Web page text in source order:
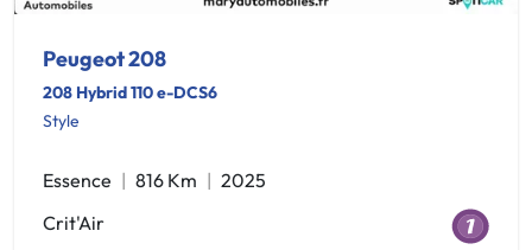
Peugeot 208
208 Hybrid 110 e-DCS6
Style
Essence 816 Km
2025
Crit'Air